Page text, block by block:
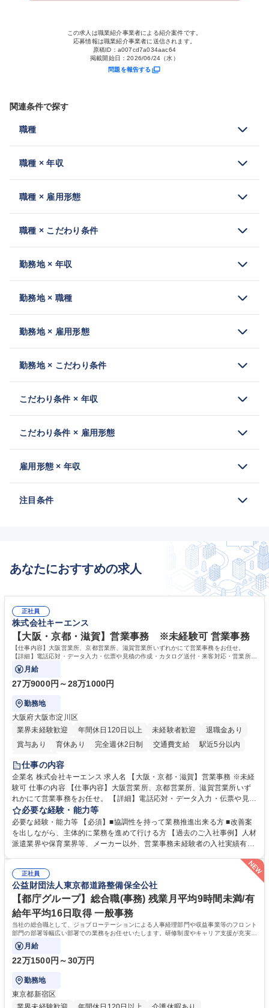
この求人は職業紹介事業者による紹介案件です。
応募情報は職業紹介事業者に送信されます。
原稿ID： a007cd7a034aac64
掲載開始日：2026/06/24（水）
問題を報告する
関連条件で探す
職種
職種 × 年収
職種 × 雇用形態
職種 × こだわり条件
勤務地 × 年収
勤務地 × 職種
勤務地 × 雇用形態
勤務地 × こだわり条件
こだわり条件 × 年収
こだわり条件 × 雇用形態
雇用形態 × 年収
注目条件
あなたにおすすめの求人
正社員
株式会社キーエンス
【大阪・京都・滋賀】営業事務 ※未経験可 営業事務
【仕事内容】大阪営業所、京都営業所、滋賀営業所いずれかにて営業事務をお任せ。
【詳細】電話応対・データ入力・伝票や見積の作成・カタログ送付・来客対応・営業所内
で発生する事務業務や業務改善をお任せ。
月給
27万9000円～28万1000円
勤務地
大阪府大阪市淀川区
業界未経験歓迎
年間休日120日以上 未経験者歓迎
退職金あり
賞与あり
育休あり 完全週休2日制 交通費支給
駅近5分以内
土日祝休み
仕事の内容
企業名 株式会社キーエンス 求人名 【大阪・京都・滋賀】営業事務 ※未経
験可 仕事の内容 【仕事内容】大阪営業所、京都営業所、滋賀営業所いず
れかにて営業事務をお任せ。 【詳細】電話応対・データ入力・伝票や見積
の作成・カタログ送付・来客対応・営業所内で発生する事務業務や業務改
善をお任せ。 【教育制度】ご入社後、育成担当とペアになりながらOJTに
て業務を覚えていただくことが可能です。業務システムがきちんと構築さ
れているため、スムーズに仕事に慣れることができる環境です。また、
常に改善を目指す風土のため、安心して業務に取り組んでいただけます。
募集職種 【大阪・京都・滋賀】営業事務 ※未経験可
必要な経験・能力等
必要な経験・能力等 【必須】■協調性を持って業務推進出来る方 ■改善案
を出しながら、主体的に業務を進めて行ける方 【過去のご入社事例】人材
派遣業界や保育業界等、メーカー以外、営業事務未経験者の入社実績有
により、キーエンスの付加価値向上に貢献します。ベースの定型業務に加
えて、お客様や社員の状況に合わせ、能動的なサポート、改善の動きも期
待され。組織を支えるスペシャリストとして、チームに貢献し、結果的に
社員から頼られる存在になることができます。平均19:30の退勤以降の業
務の持ち帰りも禁止されており、メリハリのある働き方となります。 学
歴・資格 学歴：大学院 大学 高専 短大 語学力： 資格：
正社員
公益財団法人東京都道路整備保全公社
【都庁グループ】総合職(事務) 残業月平均9時間未満/有
給年平均16日取得 一般事務
当社の総合職として、ジョブローテーションによる人事経理部門や収益事業等のフロント
部門の部署等幅広い部署での業務をお任せいたします。研修制度やキャリア支援が充実し
ております！ ※下記業務詳細
月給
22万1500円～30万円
勤務地
東京都新宿区